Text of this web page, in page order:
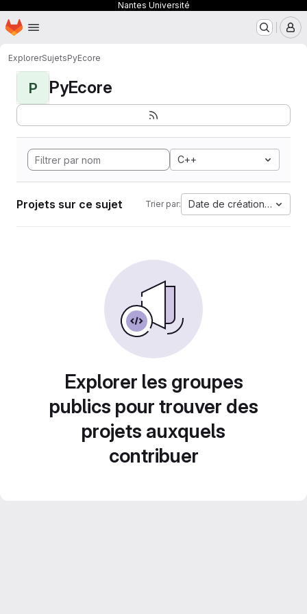
Nantes Université
Passer au contenu principal
Page d'accueil
ExplorerSujetsPyEcore
P PyEcore
C++
Projets sur ce sujet Trier par: Date de création la plus
Explorer les groupes
publics pour trouver des
projets auxquels
contribuer